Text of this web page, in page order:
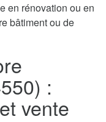
en rénovation ou en
bâtiment ou de
:
vente